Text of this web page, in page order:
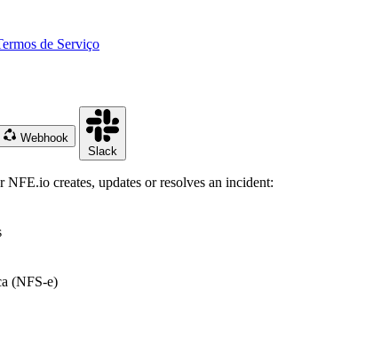
de Serviço
Webhook
Slack
creates, updates or resolves an incident:
(NFS-e)